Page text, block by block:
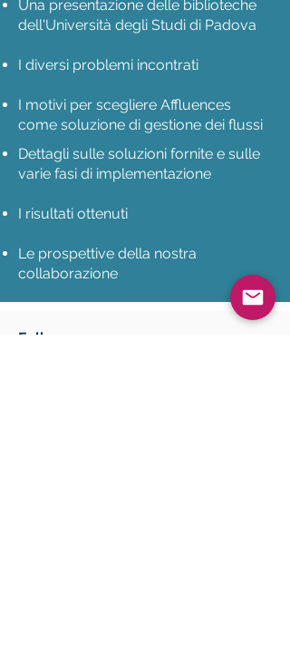
Una presentazione delle biblioteche
dell'Università degli Studi di Padova
I diversi problemi incontrati
I motivi per scegliere Affluences
come soluzione di gestione dei flussi
Dettagli sulle soluzioni fornite e sulle
varie fasi di implementazione
I risultati ottenuti
Le prospettive della nostra
collaborazione
Folle